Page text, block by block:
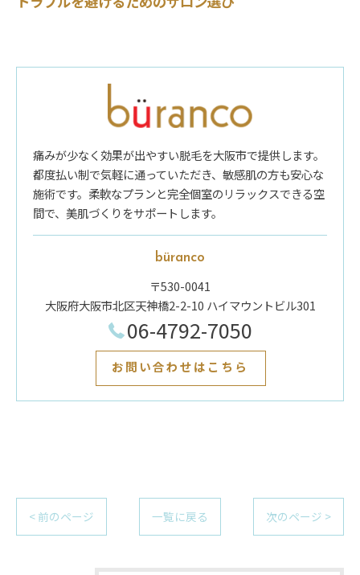
トラブルを避けるためのサロン選び
痛みが少なく効果が出やすい脱毛を大阪市で提供します。
都度払い制で気軽に通っていただき、敏感肌の方も安心な
施術です。柔軟なプランと完全個室のリラックスできる空
間で、美肌づくりをサポートします。
büranco
〒530-0041
大阪府大阪市北区天神橋2-2-10 ハイマウントビル301
06-4792-7050
お問い合わせはこちら
< 前のページ 一覧に戻る 次のページ >